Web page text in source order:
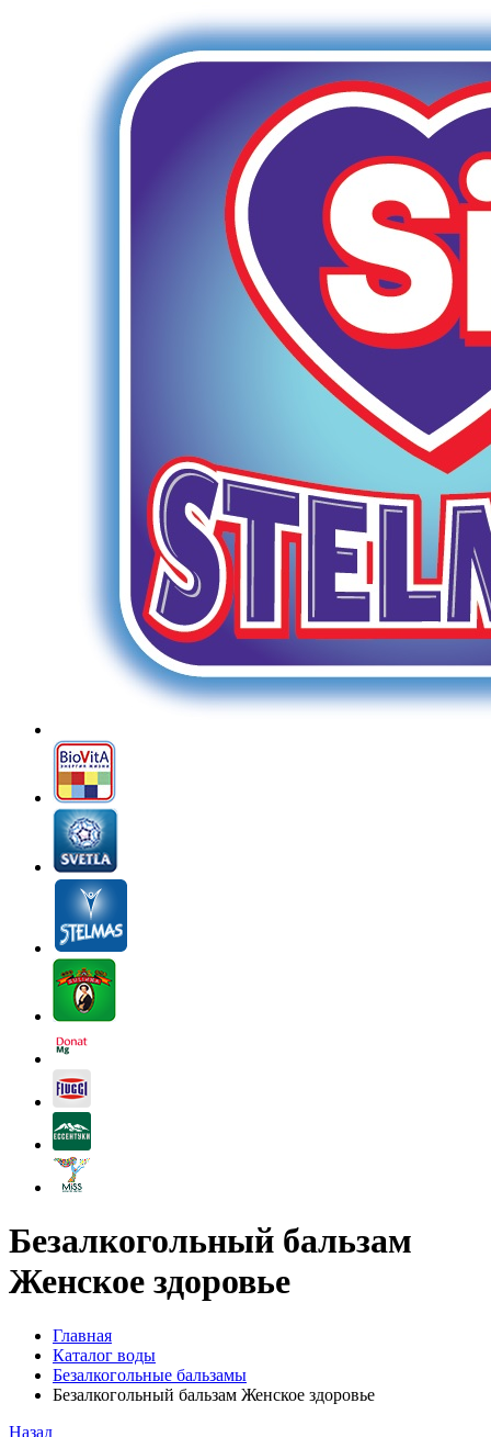
Безалкогольный бальзам
Женское здоровье
Главная
Каталог воды
Безалкогольные бальзамы
Безалкогольный бальзам Женское здоровье
Назад